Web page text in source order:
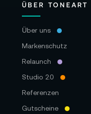
ÜBER TONEART
Über uns
Markenschutz
Relaunch
Studio 2.0
Referenzen
Gutscheine